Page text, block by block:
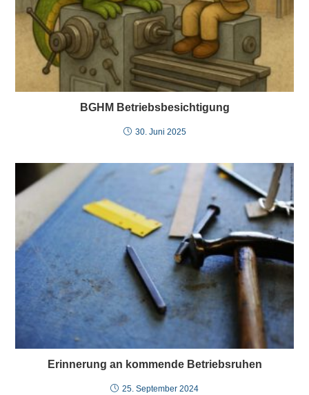
BGHM Betriebsbesichtigung
30. Juni 2025
Erinnerung an kommende Betriebsruhen
25. September 2024